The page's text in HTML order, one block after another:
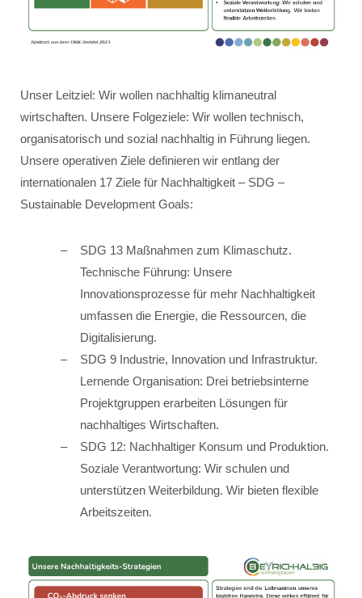
Unser Leitziel: Wir wollen nachhaltig klimaneutral
wirtschaften. Unsere Folgeziele: Wir wollen technisch,
organisatorisch und sozial nachhaltig in Führung liegen.
Unsere operativen Ziele definieren wir entlang der
internationalen 17 Ziele für Nachhaltigkeit – SDG –
Sustainable Development Goals:
SDG 13 Maßnahmen zum Klimaschutz.
Technische Führung: Unsere
Innovationsprozesse für mehr Nachhaltigkeit
umfassen die Energie, die Ressourcen, die
Digitalisierung.
SDG 9 Industrie, Innovation und Infrastruktur.
Lernende Organisation: Drei betriebsinterne
Projektgruppen erarbeiten Lösungen für
nachhaltiges Wirtschaften.
SDG 12: Nachhaltiger Konsum und Produktion.
Soziale Verantwortung: Wir schulen und
unterstützen Weiterbildung. Wir bieten flexible
Arbeitszeiten.